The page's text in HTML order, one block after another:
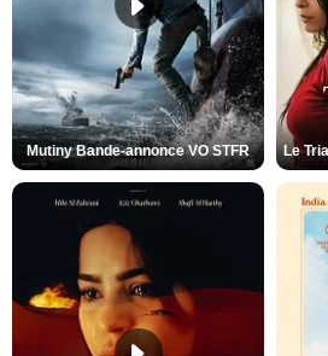
Mutiny Bande-annonce VO STFR Le